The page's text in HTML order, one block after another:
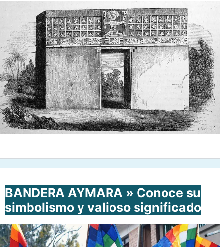
BANDERA AYMARA » Conoce su
simbolismo y valioso significado